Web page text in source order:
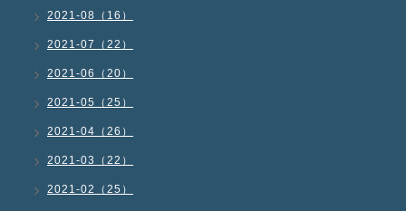
2021-08（16）
2021-07（22）
2021-06（20）
2021-05（25）
2021-04（26）
2021-03（22）
2021-02（25）